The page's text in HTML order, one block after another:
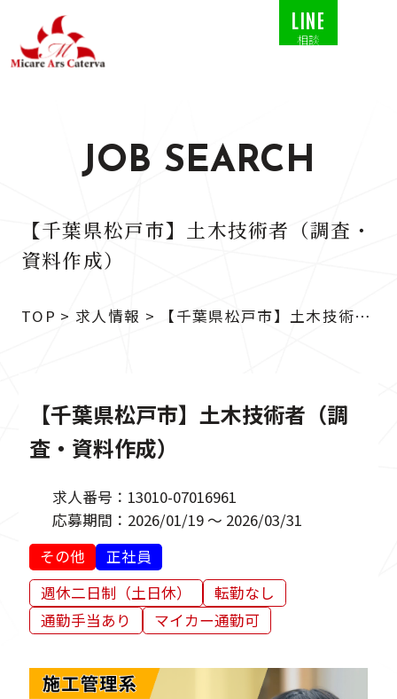
LINE
相談
JOB SEARCH
【千葉県松戸市】土木技術者（調査・
資料作成）
TOP > 求人情報 > 【千葉県松戸市】土木技術者
（調査・資料作成）
【千葉県松戸市】土木技術者（調
査・資料作成）
求人番号： 13010-07016961
応募期間： 2026/01/19 ～ 2026/03/31
その他
正社員
週休二日制（土日休）
転勤なし
通勤手当あり
マイカー通勤可